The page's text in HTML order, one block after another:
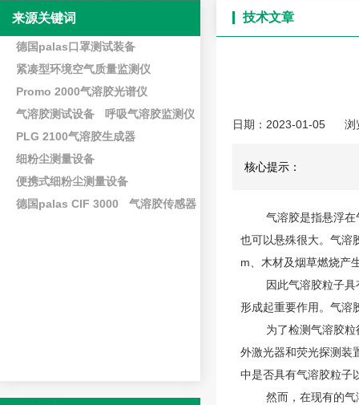
来源关键词
德国palas口罩测试装备
紧凑型环境空气质量监测仪
Promo 2000气溶胶光谱仪
气溶胶测试设备
呼吸气溶胶监测仪
PLG 2100气溶胶生成器
细粉尘测量设备
便携式细粉尘测量设备
德国palas CIF 3000
气溶胶传感器
技术文章
日期：2023-01-05 浏
核心提示：
气溶胶是指悬浮在气
也可以悬殊很大。气溶
m、木材及烟草燃烧产
因此气溶胶粒子具有
形成起重要作用。气溶
为了检测气溶胶粒径
外激光器和荧光探测装
中是否具有气溶胶粒子
然而，在现有的气溶